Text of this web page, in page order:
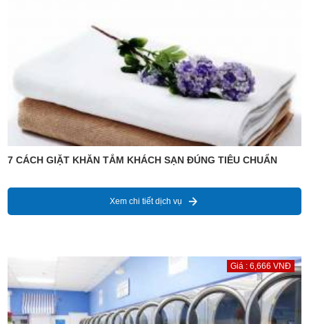
7 CÁCH GIẶT KHĂN TẮM KHÁCH SẠN ĐÚNG TIÊU CHUẨN
Xem chi tiết dịch vụ
Giá : 6,666 VNĐ